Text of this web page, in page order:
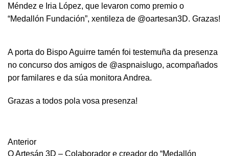
Méndez e Iria López, que levaron como premio o
“Medallón Fundación”, xentileza de @oartesan3D. Grazas!
A porta do Bispo Aguirre tamén foi testemuña da presenza
no concurso dos amigos de @aspnaislugo, acompañados
por familares e da súa monitora Andrea.
Grazas a todos pola vosa presenza!
Anterior
O Artesán 3D – Colaborador e creador do “Medallón